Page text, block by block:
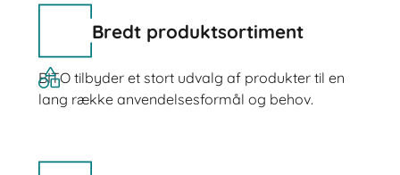
Bredt produktsortiment
BITO tilbyder et stort udvalg af produkter til en
lang række anvendelsesformål og behov.